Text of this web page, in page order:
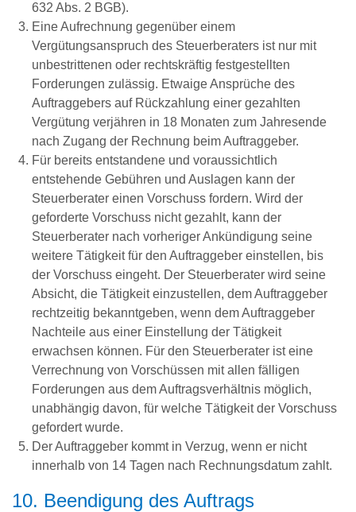
632 Abs. 2 BGB).
Eine Aufrechnung gegenüber einem
Vergütungsanspruch des Steuerberaters ist nur mit
unbestrittenen oder rechtskräftig festgestellten
Forderungen zulässig. Etwaige Ansprüche des
Auftraggebers auf Rückzahlung einer gezahlten
Vergütung verjähren in 18 Monaten zum Jahresende
nach Zugang der Rechnung beim Auftraggeber.
Für bereits entstandene und voraussichtlich
entstehende Gebühren und Auslagen kann der
Steuerberater einen Vorschuss fordern. Wird der
geforderte Vorschuss nicht gezahlt, kann der
Steuerberater nach vorheriger Ankündigung seine
weitere Tätigkeit für den Auftraggeber einstellen, bis
der Vorschuss eingeht. Der Steuerberater wird seine
Absicht, die Tätigkeit einzustellen, dem Auftraggeber
rechtzeitig bekanntgeben, wenn dem Auftraggeber
Nachteile aus einer Einstellung der Tätigkeit
erwachsen können. Für den Steuerberater ist eine
Verrechnung von Vorschüssen mit allen fälligen
Forderungen aus dem Auftragsverhältnis möglich,
unabhängig davon, für welche Tätigkeit der Vorschuss
gefordert wurde.
Der Auftraggeber kommt in Verzug, wenn er nicht
innerhalb von 14 Tagen nach Rechnungsdatum zahlt.
10. Beendigung des Auftrags